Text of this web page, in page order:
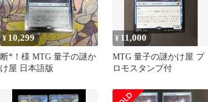
¥ 10,299
断*！様 MTG 量子の謎か
け屋 日本語版
¥ 11,000
MTG 量子の謎かけ屋 プ
ロモスタンプ付